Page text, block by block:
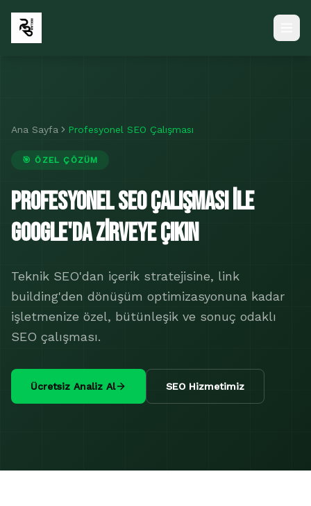
Ana Sayfa Profesyonel SEO Çalışması
🎯 ÖZEL ÇÖZÜM
Profesyonel SEO Çalışması ile
Google'da Zirveye Çıkın
Teknik SEO'dan içerik stratejisine, link
building'den dönüşüm optimizasyonuna kadar
işletmenize özel, bütünleşik ve sonuç odaklı
SEO çalışması.
Ücretsiz Analiz Al SEO Hizmetimiz